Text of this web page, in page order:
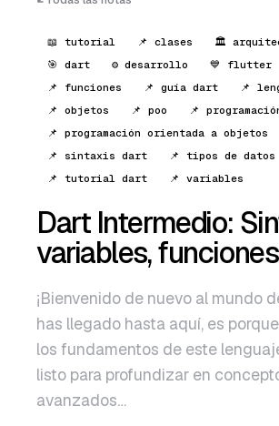
English
📖 tutorial 📌 clases
🏛
🎯 dart
⚙️ desarrollo
💙 flutter
📌 funciones
📌 guía dart
📌
📌 objetos
📌 poo
📌
📌 programación orientada a objetos
📌 sintaxis dart
📌 tipos de datos
📌 tutorial dart
📌 variables
Dart Intermedio:
variables,
¡Bienvenido de nuevo al mundo
has llegado hasta aquí, es
los fundamentos de este
listo para profundizar en
avanzados…